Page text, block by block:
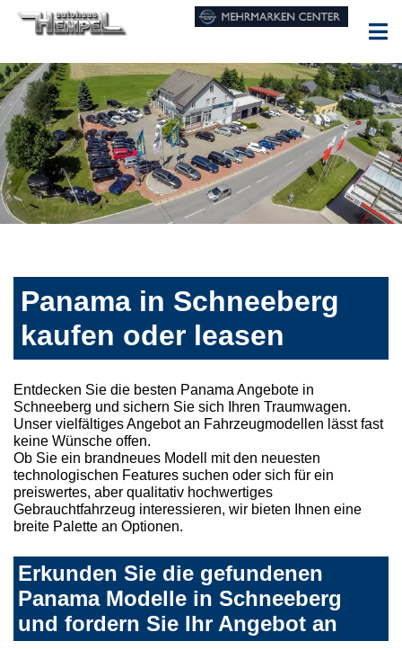
Panama in Schneeberg
kaufen oder leasen
Entdecken Sie die besten Panama Angebote in
Schneeberg und sichern Sie sich Ihren Traumwagen.
Unser vielfältiges Angebot an Fahrzeugmodellen lässt fast
keine Wünsche offen.
Ob Sie ein brandneues Modell mit den neuesten
technologischen Features suchen oder sich für ein
preiswertes, aber qualitativ hochwertiges
Gebrauchtfahrzeug interessieren, wir bieten Ihnen eine
breite Palette an Optionen.
Erkunden Sie die gefundenen
Panama Modelle in Schneeberg
und fordern Sie Ihr Angebot an